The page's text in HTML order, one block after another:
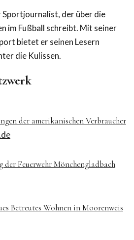
der über die
im Fußball schreibt. Mit seiner
bietet er seinen Lesern
die Kulissen.
der amerikanischen Verbraucher
der Feuerwehr Mönchengladbach
Betreutes Wohnen in Moorenweis